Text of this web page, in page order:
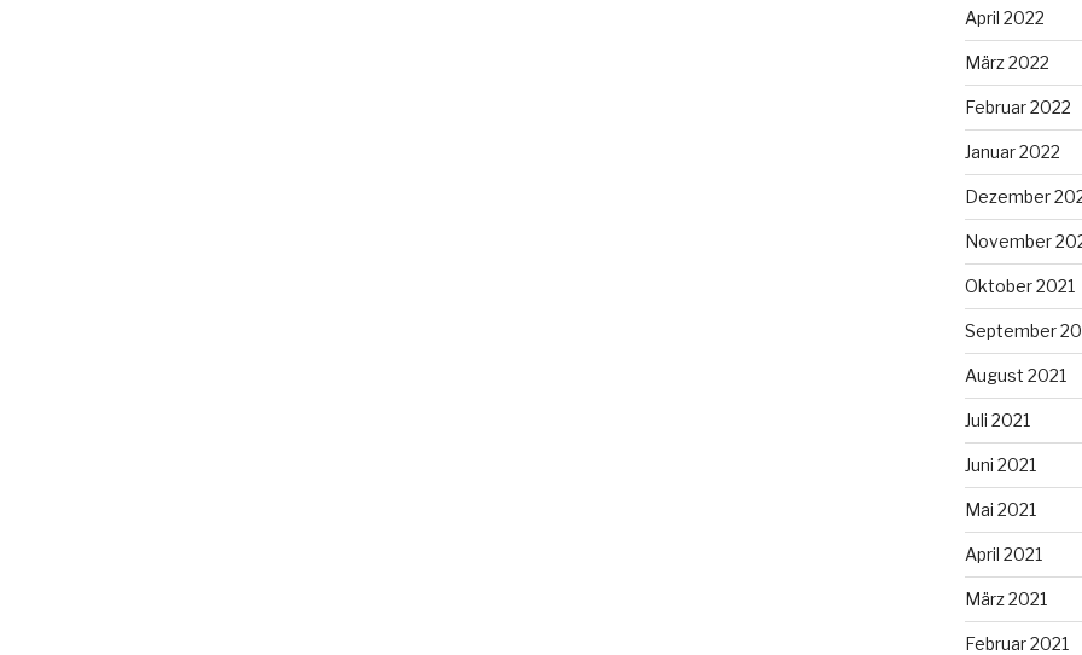
April 2022
März 2022
Februar 2022
Januar 2022
Dezember
November
Oktober 2021
September
August 2021
Juli 2021
Juni 2021
Mai 2021
April 2021
März 2021
Februar 2021